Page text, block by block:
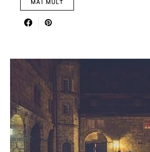
MAI MULT